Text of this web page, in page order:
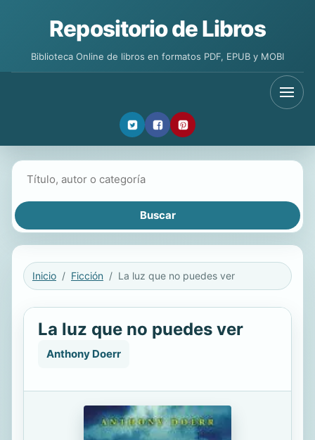
Repositorio de Libros
Biblioteca Online de libros en formatos PDF, EPUB y MOBI
Inicio Ficción La luz que no puedes ver
La luz que no puedes ver
Anthony Doerr